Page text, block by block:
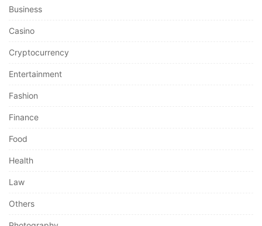
Business
Casino
Cryptocurrency
Entertainment
Fashion
Finance
Food
Health
Law
Others